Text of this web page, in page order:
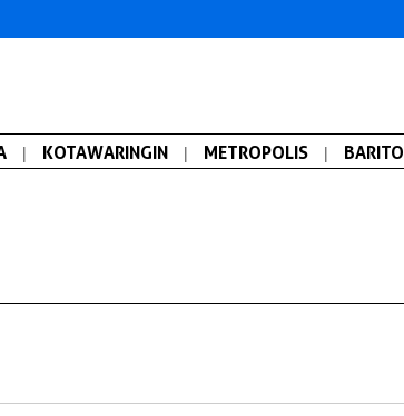
| KOTAWARINGIN | METROPOLIS | BARITO